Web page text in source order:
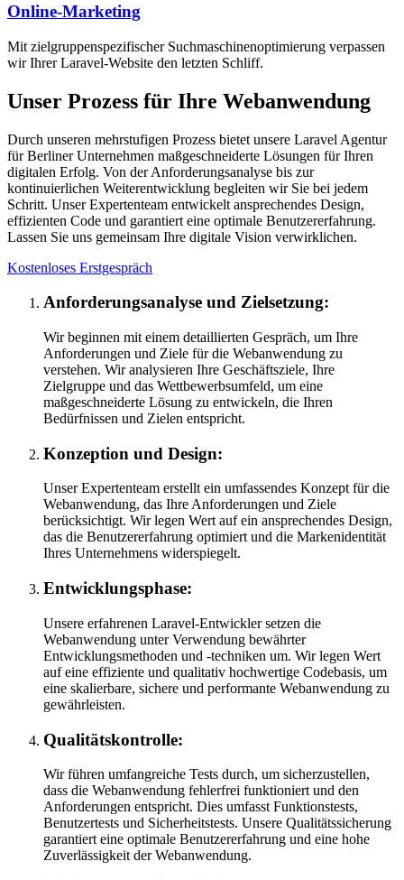
Online-Marketing
Mit zielgruppenspezifischer Suchmaschinenoptimierung verpassen
wir Ihrer Laravel-Website den letzten Schliff.
Unser Prozess für Ihre Webanwendung
Durch unseren mehrstufigen Prozess bietet unsere Laravel Agentur
für Berliner Unternehmen maßgeschneiderte Lösungen für Ihren
digitalen Erfolg. Von der Anforderungsanalyse bis zur
kontinuierlichen Weiterentwicklung begleiten wir Sie bei jedem
Schritt. Unser Expertenteam entwickelt ansprechendes Design,
effizienten Code und garantiert eine optimale Benutzererfahrung.
Lassen Sie uns gemeinsam Ihre digitale Vision verwirklichen.
Kostenloses Erstgespräch
Anforderungsanalyse und Zielsetzung:
Wir beginnen mit einem detaillierten Gespräch, um Ihre
Anforderungen und Ziele für die Webanwendung zu
verstehen. Wir analysieren Ihre Geschäftsziele, Ihre
Zielgruppe und das Wettbewerbsumfeld, um eine
maßgeschneiderte Lösung zu entwickeln, die Ihren
Bedürfnissen und Zielen entspricht.
Konzeption und Design:
Unser Expertenteam erstellt ein umfassendes Konzept für die
Webanwendung, das Ihre Anforderungen und Ziele
berücksichtigt. Wir legen Wert auf ein ansprechendes Design,
das die Benutzererfahrung optimiert und die Markenidentität
Ihres Unternehmens widerspiegelt.
Entwicklungsphase:
Unsere erfahrenen Laravel-Entwickler setzen die
Webanwendung unter Verwendung bewährter
Entwicklungsmethoden und -techniken um. Wir legen Wert
auf eine effiziente und qualitativ hochwertige Codebasis, um
eine skalierbare, sichere und performante Webanwendung zu
gewährleisten.
Qualitätskontrolle:
Wir führen umfangreiche Tests durch, um sicherzustellen,
dass die Webanwendung fehlerfrei funktioniert und den
Anforderungen entspricht. Dies umfasst Funktionstests,
Benutzertests und Sicherheitstests. Unsere Qualitätssicherung
garantiert eine optimale Benutzererfahrung und eine hohe
Zuverlässigkeit der Webanwendung.